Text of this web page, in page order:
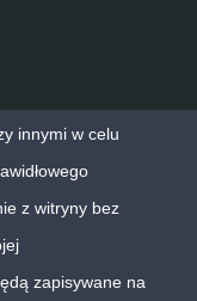
wod-kan
innymi w celu
z witryny bez
zapisywane na